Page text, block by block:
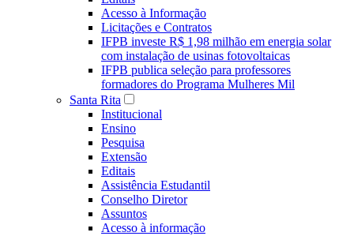
Acesso à Informação
Licitações e Contratos
IFPB investe R$ 1,98 milhão em energia solar
com instalação de usinas fotovoltaicas
IFPB publica seleção para professores
formadores do Programa Mulheres Mil
Santa Rita
Institucional
Ensino
Pesquisa
Extensão
Editais
Assistência Estudantil
Conselho Diretor
Assuntos
Acesso à informação